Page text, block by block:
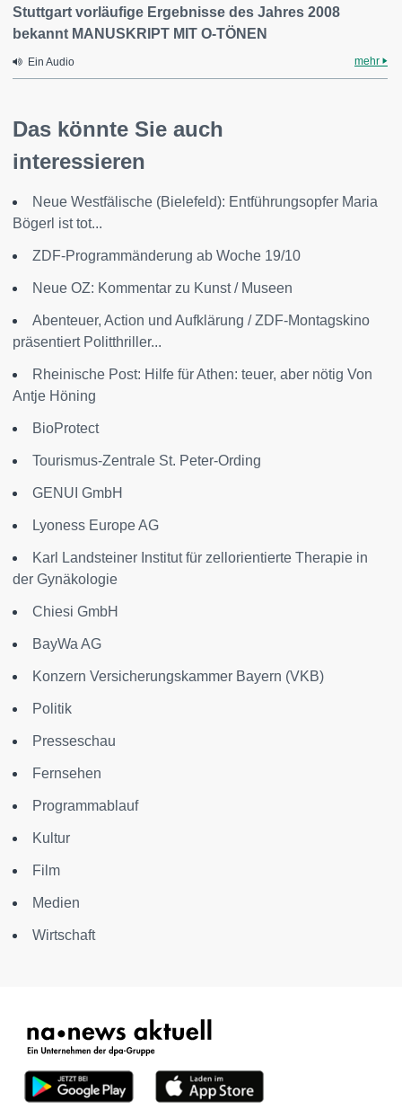
Stuttgart vorläufige Ergebnisse des Jahres 2008
bekannt MANUSKRIPT MIT O-TÖNEN
Ein Audio mehr
Das könnte Sie auch
interessieren
Neue Westfälische (Bielefeld): Entführungsopfer Maria
Bögerl ist tot...
ZDF-Programmänderung ab Woche 19/10
Neue OZ: Kommentar zu Kunst / Museen
Abenteuer, Action und Aufklärung / ZDF-Montagskino
präsentiert Politthriller...
Rheinische Post: Hilfe für Athen: teuer, aber nötig Von
Antje Höning
BioProtect
Tourismus-Zentrale St. Peter-Ording
GENUI GmbH
Lyoness Europe AG
Karl Landsteiner Institut für zellorientierte Therapie in
der Gynäkologie
Chiesi GmbH
BayWa AG
Konzern Versicherungskammer Bayern (VKB)
Politik
Presseschau
Fernsehen
Programmablauf
Kultur
Film
Medien
Wirtschaft